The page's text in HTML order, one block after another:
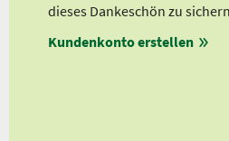
dieses Dankeschön zu
Kundenkonto erstellen